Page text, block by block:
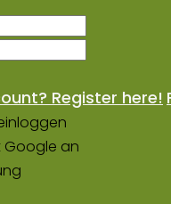
Register here!
Google an